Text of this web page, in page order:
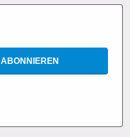
ABONNIEREN